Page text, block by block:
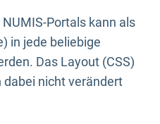
Portals kann als
in jede beliebige
Das Layout (CSS)
dabei nicht verändert